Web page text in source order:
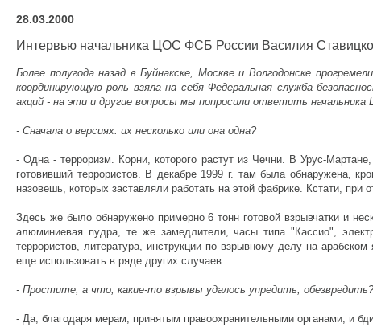
28.03.2000
Интервью начальника ЦОС ФСБ России Василия
Более полугода назад в Буйнакске, Москве и Волгодонске
координирующую роль взяла на себя Федеральная служба
акций - на эти и другие вопросы мы попросили ответить
- Сначала о версиях: их несколько или она одна?
- Одна - терроризм. Корни, которого растут из Чечни. В Урус-
готовивший террористов. В декабре 1999 г. там была обнаружена,
назовешь, которых заставляли работать на этой фабрике. Кстати,
Здесь же было обнаружено примерно 6 тонн готовой взрывчатки и
алюминиевая пудра, те же замедлители, часы типа "Кассио",
террористов, литература, инструкции по взрывному делу на
еще использовать в ряде других случаев.
- Простите, а что, какие-то взрывы удалось упредить, обезвредить?
- Да, благодаря мерам, принятым правоохранительными органами, и